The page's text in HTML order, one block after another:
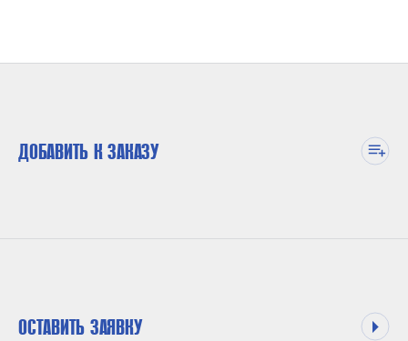
ДОБАВИТЬ К ЗАКАЗУ
ОСТАВИТЬ ЗАЯВКУ